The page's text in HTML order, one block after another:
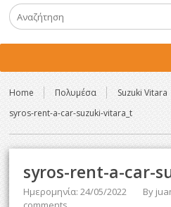
Home Πολυμέσα
Suzuki Vitara
syros-rent-a-car-suzuki-vitara_t
syros-rent-a-car-
Ημερομηνία: 24/05/2022 By